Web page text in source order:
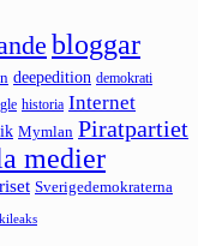
bloggar
deepedition demokrati
historia Internet
Mymlan Piratpartiet
medier
Sverigedemokraterna